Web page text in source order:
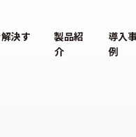
決す
製品紹
介
導入
例